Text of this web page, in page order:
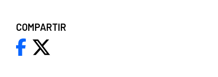
COMPARTIR